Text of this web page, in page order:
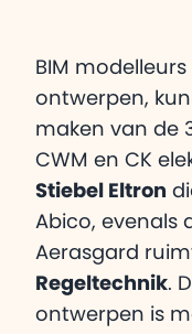
BIM
ontwerpen,
maken van de
CWM en CK
Stiebel Eltron
Abico, evenals
Aerasgard
Regeltechnik.
ontwerpen is